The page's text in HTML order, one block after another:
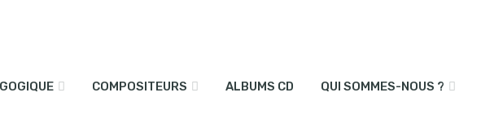
COMPOSITEURS ALBUMS CD QUI SOMMES-NOUS ?